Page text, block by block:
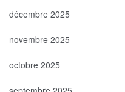
décembre 2025
novembre 2025
octobre 2025